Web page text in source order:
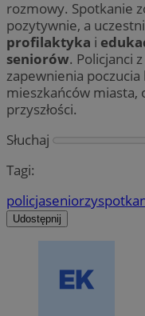
rozmowy. Spotkanie
pozytywnie, a
profilaktyka i
seniorów. Policjanci
zapewnienia
mieszkańców miasta,
przyszłości.
Słuchaj
Tagi:
policjaseniorzy
Udostępnij